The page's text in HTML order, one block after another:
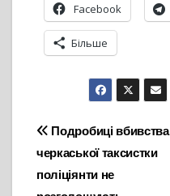
Facebook
Більше
Навігація
записів
Подробиці вбивства
черкаської таксистки
поліціянти не